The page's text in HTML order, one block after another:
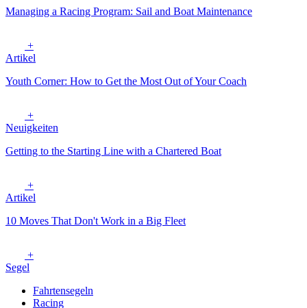
Managing a Racing Program: Sail and Boat Maintenance
+
Artikel
Youth Corner: How to Get the Most Out of Your Coach
+
Neuigkeiten
Getting to the Starting Line with a Chartered Boat
+
Artikel
10 Moves That Don't Work in a Big Fleet
+
Segel
Fahrtensegeln
Racing